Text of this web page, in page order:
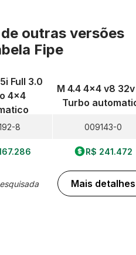
outras versões
Fipe
Full 3.0
4x4
8
M 4.4 4x4 v8
Turbo
009143-0
R$ 241.472
Mais detalhes